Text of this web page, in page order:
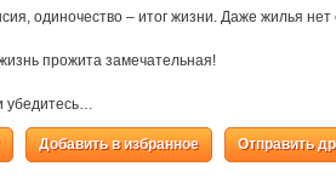
одиночество – итог жизни. Даже жилья
прожита замечательная!
убедитесь…
Добавить в избранное Отправить